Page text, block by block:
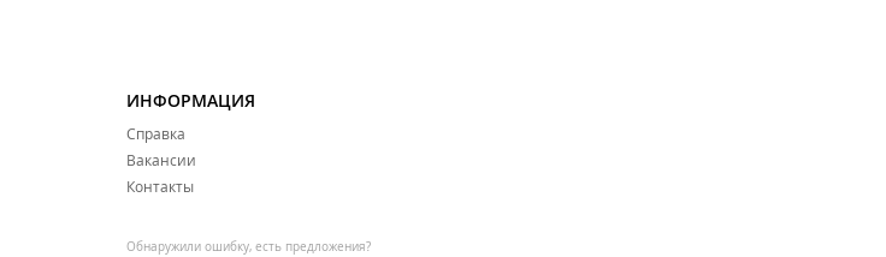
ИНФОРМАЦИЯ
Справка
Вакансии
Контакты
Обнаружили ошибку, есть предложения?